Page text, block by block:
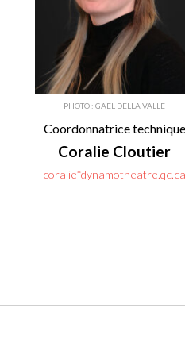
PHOTO : GAËL DELLA VALLE
Coordonnatrice technique
Coralie Cloutier
coralie*dynamotheatre.qc.ca